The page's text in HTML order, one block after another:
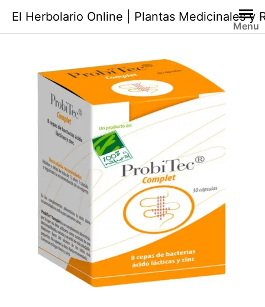
contenido
El Herbolario Online | Plantas Medicinales y
Menu